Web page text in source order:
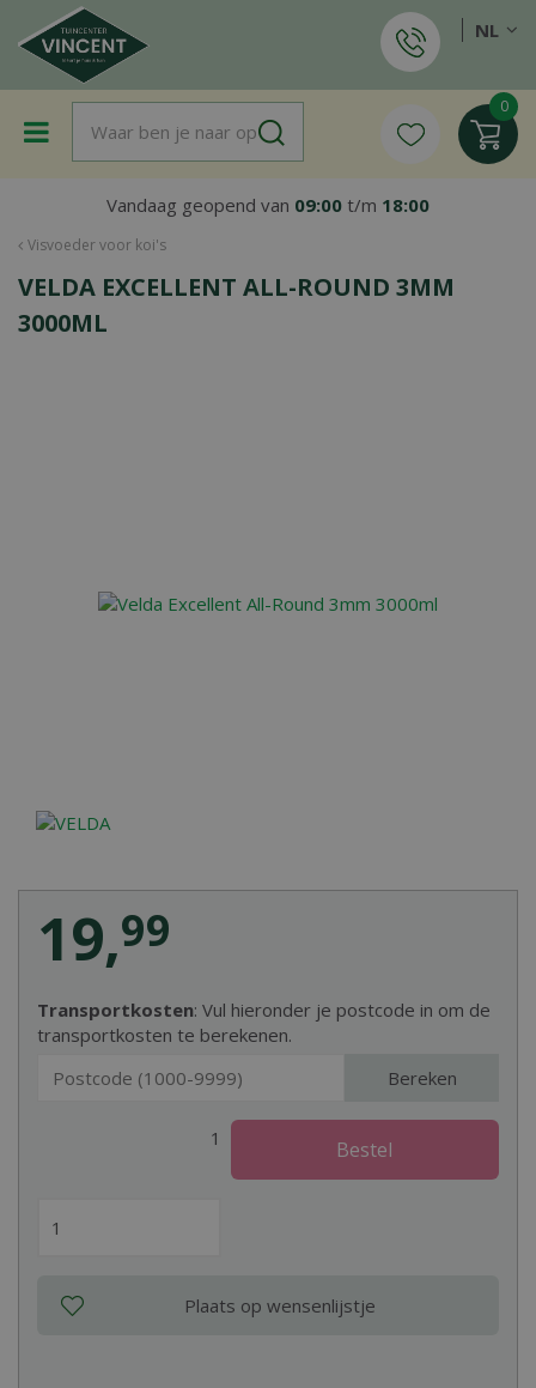
a
Visvoeder voor koi's
Vandaag geopend van 09:00 t/m 18:00
NL
VELDA EXCELLENT ALL-ROUND 3MM
3000ML
Transportkosten: Vul hieronder je postcode in om de
transportkosten te berekenen.
Bereken
19,99
1